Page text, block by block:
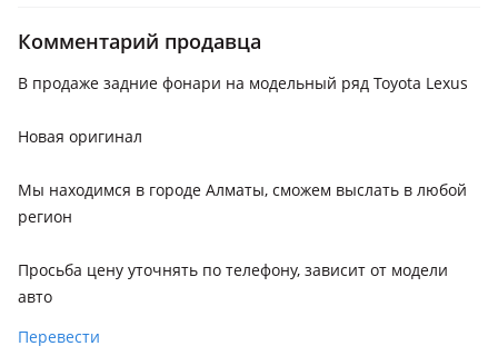
Lexus LX 570
2012 - 2015 3 поколение рестайлинг (J2), 2015 - н.в. 3
поколение [2-й рестайлинг] (J2)
Lexus LX 600
Комментарий продавца
В продаже задние фонари на модельный ряд Toyota Lexus
Новая оригинал
Мы находимся в городе Алматы, сможем выслать в любой
регион
Просьба цену уточнять по телефону, зависит от модели
авто
Перевести